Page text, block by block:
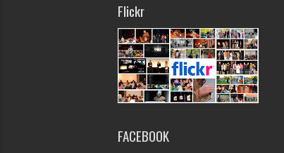
Flickr
FACEBOOK